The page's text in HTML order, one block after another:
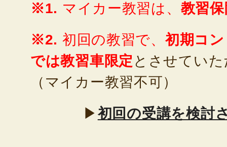
※1. マイカー教習は、 教習
※2. 初回の教習で、初期コ
では教習車限定 とさせてい
（マイカー教習不可）
▶初回の受講を検討